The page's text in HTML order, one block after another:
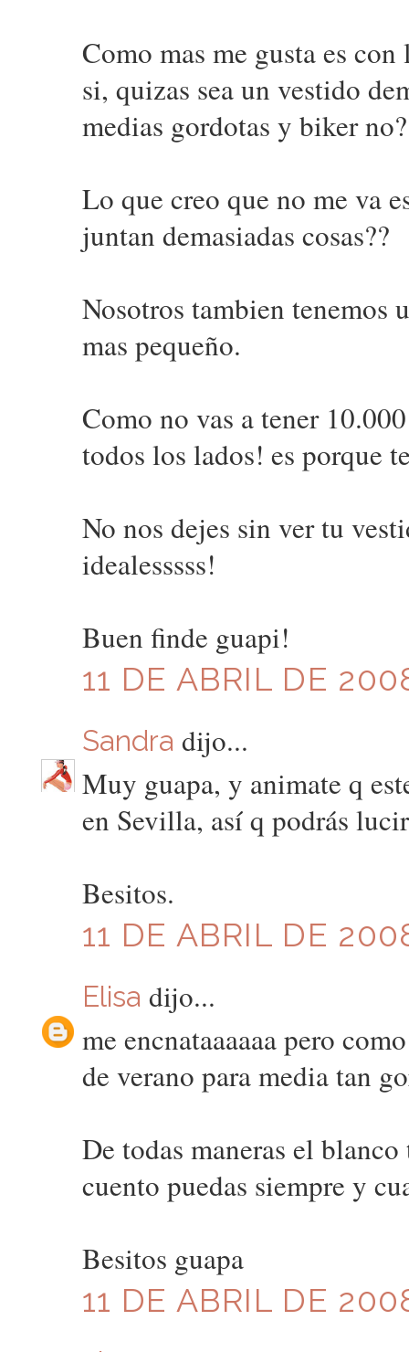
Como mas me gusta es
si, quizas sea un vestido
medias gordotas y biker
Lo que creo que no me va
juntan demasiadas cosas??
Nosotros tambien tenemos
mas pequeño.
Como no vas a tener
todos los lados! es porque
No nos dejes sin ver tu
idealesssss!
Buen finde guapi!
11 DE ABRIL DE
Sandra dijo...
Muy guapa, y animate q
en Sevilla, así q podrás
Besitos.
11 DE ABRIL DE
Elisa dijo...
me encnataaaaaa pero
de verano para media tan
De todas maneras el
cuento puedas siempre y
Besitos guapa
11 DE ABRIL DE